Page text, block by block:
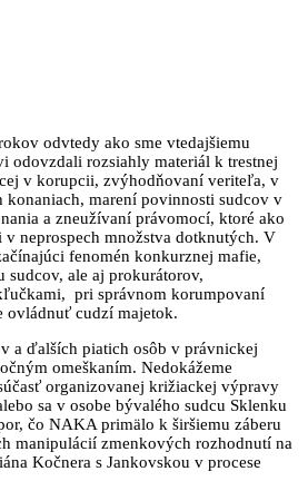
odvtedy ako sme vtedajšiemu
odovzdali rozsiahly materiál k trestnej
v korupcii, zvýhodňovaní veriteľa, v
marení povinnosti sudcov v
a zneužívaní právomocí, ktoré ako
neprospech množstva dotknutých. V
fenomén konkurznej mafie,
sudcov, ale aj prokurátorov,
pri správnom korumpovaní
ovládnuť cudzí majetok.
a ďalších piatich osôb v právnickej
omeškaním. Nedokážeme
organizovanej križiackej výpravy
sa v osobe bývalého sudcu Sklenku
čo NAKA primälo k širšiemu záberu
manipulácií zmenkových rozhodnutí na
Kočnera s Jankovskou v procese